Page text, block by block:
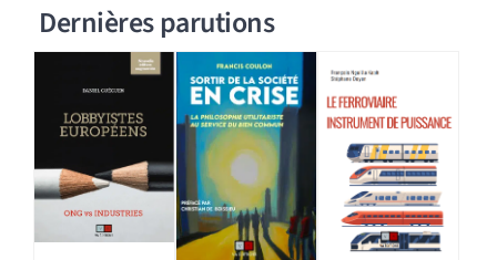
Dernières parutions